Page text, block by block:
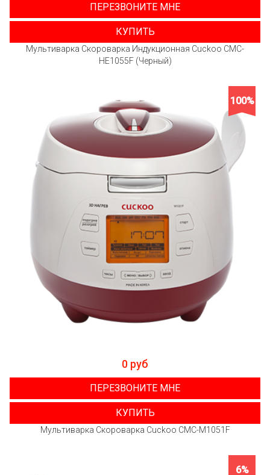
ПЕРЕЗВОНИТЕ МНЕ
КУПИТЬ
Мультиварка Скороварка Индукционная Cuckoo CMC-
HE1055F (Черный)
100%
0 руб
ПЕРЕЗВОНИТЕ МНЕ
КУПИТЬ
Мультиварка Скороварка Cuckoo CMC-M1051F
6%